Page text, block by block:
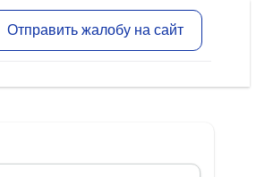
Отправить жалобу на сайт